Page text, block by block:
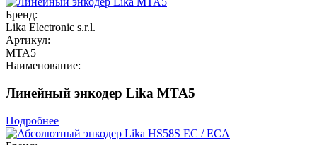
Бренд:
Lika Electronic s.r.l.
Артикул:
MTA5
Наименование:
Линейный энкодер Lika MTA5
Подробнее